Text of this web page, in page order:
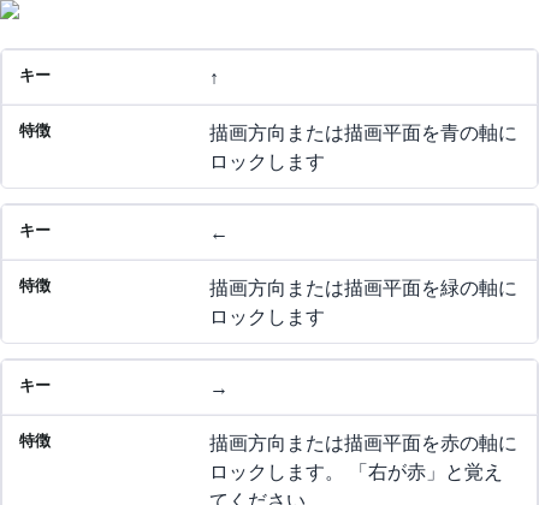
キー ↑
描画方向または描画平面を青の軸に
ロックします
←
描画方向または描画平面を緑の軸に
ロックします
→
描画方向または描画平面を赤の軸に
ロックします。 「右が赤」と覚え